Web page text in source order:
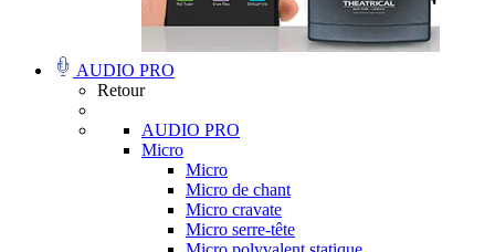
AUDIO PRO
Retour
AUDIO PRO
Micro
Micro
Micro de chant
Micro cravate
Micro serre-tête